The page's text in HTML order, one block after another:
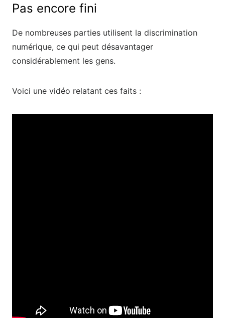
Pas encore fini
De nombreuses parties utilisent la discrimination
numérique, ce qui peut désavantager
considérablement les gens.
Voici une vidéo relatant ces faits :